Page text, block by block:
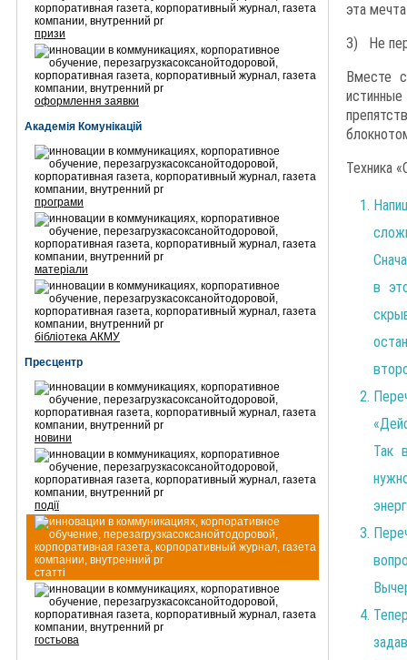
призи
оформлення заявки
Академія Комунікацій
програми
матеріали
бібліотека АКМУ
Пресцентр
новини
події
статті
гостьова
эта
3) Не
Вместе
Техника
в
Так